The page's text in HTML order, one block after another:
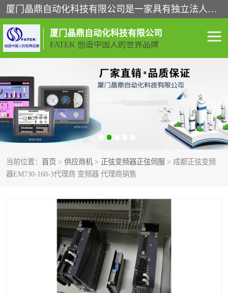
厦门晶鼎自动化科技有限公司是一家具有独立法人资格的高新技术企业；代理销售的产品有台湾威纶触摸屏，魏德米勒全系列，永宏触摸屏,威纶触摸屏,台湾威纶weinview触摸屏,台湾永宏PLC，FATEK,永宏伺服,图儿克总线，施耐德，欧姆龙，西门子，富士变频，K&N蓝系列， BUSSMANN，松下变频器，丹佛斯变频器等。
厦门晶鼎自动化科技有限公司
FATEK 创造中国人的世界品牌
当前位置： 首页 > 供应商机 > 正弦变频器正弦伺服 > 成都正弦变频
器EM730-160-3代理商 变频器 代理商销售
闽台永宏PLC WEINVIEW闽台威纶触摸
正弦变频器正弦伺服 魏德米勒接线端子
ABB电流开关 魏德米勒电源
丹佛斯变频器 MOXA通讯模块
魏德米勒工具 西门子
其他
安士能开关
普洛菲斯触摸屏